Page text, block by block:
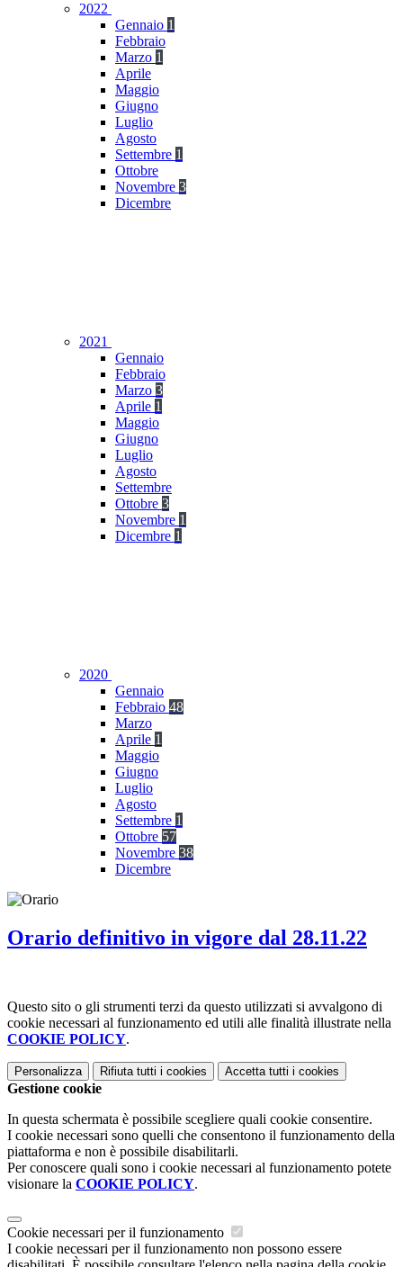
2022
Gennaio 1
Febbraio
Marzo 1
Aprile
Maggio
Giugno
Luglio
Agosto
Settembre 1
Ottobre
Novembre 3
Dicembre
2021
Gennaio
Febbraio
Marzo 3
Aprile 1
Maggio
Giugno
Luglio
Agosto
Settembre
Ottobre 3
Novembre 1
Dicembre 1
2020
Gennaio
Febbraio 48
Marzo
Aprile 1
Maggio
Giugno
Luglio
Agosto
Settembre 1
Ottobre 57
Novembre 38
Dicembre
Orario definitivo in vigore dal 28.11.22
Questo sito o gli strumenti terzi da questo utilizzati si avvalgono di
cookie necessari al funzionamento ed utili alle finalità illustrate nella
COOKIE POLICY.
Personalizza Rifiuta tutti i cookies Accetta tutti i cookies
Gestione cookie
In questa schermata è possibile scegliere quali cookie consentire.
I cookie necessari sono quelli che consentono il funzionamento della
piattaforma e non è possibile disabilitarli.
Per conoscere quali sono i cookie necessari al funzionamento potete
visionare la COOKIE POLICY.
Cookie necessari per il funzionamento
I cookie necessari per il funzionamento non possono essere